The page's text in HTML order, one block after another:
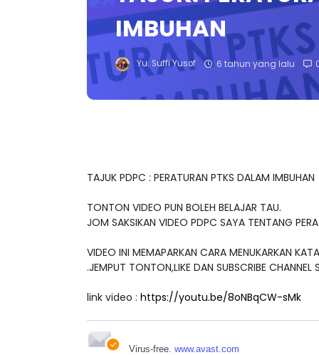
IMBUHAN
Yu. Suffi Yusof 6 tahun yang lalu
TAJUK PDPC : PERATURAN PTKS DALAM IMBUHAN
TONTON VIDEO PUN BOLEH BELAJAR TAU.
JOM SAKSIKAN VIDEO PDPC SAYA TENTANG
VIDEO INI MEMAPARKAN CARA MENUKARKAN
.JEMPUT TONTON,LIKE DAN SUBSCRIBE CHANNEL
link video : https://youtu.be/8oNBqCW-sMk
Virus-free. www.avast.com